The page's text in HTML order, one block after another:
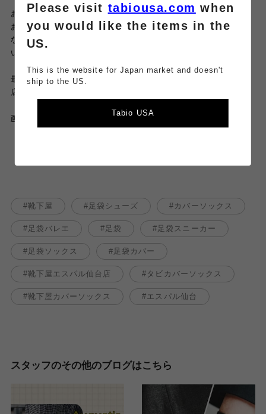
お店のSNSは毎日更新中。
お得な情報やイベント、新商品
なども発信しているので、是非そちらもチェックしてみてくださ
いね。
最後までご覧頂きありがとうございました♡
店舗でもお待ちしております。
画像tapでオンラインストアからご購入頂けます。
靴下屋 足袋シューズ カバーソックス
足袋バレエ 足袋 足袋スニーカー
足袋ソックス 足袋カバー
靴下屋エスパル仙台店 タビカバーソックス
靴下屋カバーソックス エスパル仙台
スタッフのその他のブログはこちら
Please visit tabiousa.com when
you would like the items in the
US.
This is the website for Japan market and doesn't
ship to the US.
Tabio USA